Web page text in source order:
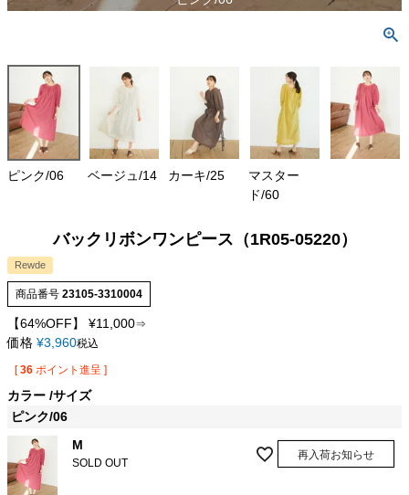
ピンク/06 ベージュ/14 カーキ/25
マスター
ド/60
バックリボンワンピース（1R05-05220）
Rewde
商品番号 23105-3310004
【64%OFF】 ¥11,000⇒
価格 ¥3,960税込
[ 36 ポイント進呈 ]
カラー サイズ
ピンク/06
M
SOLD OUT
再入荷お知らせ